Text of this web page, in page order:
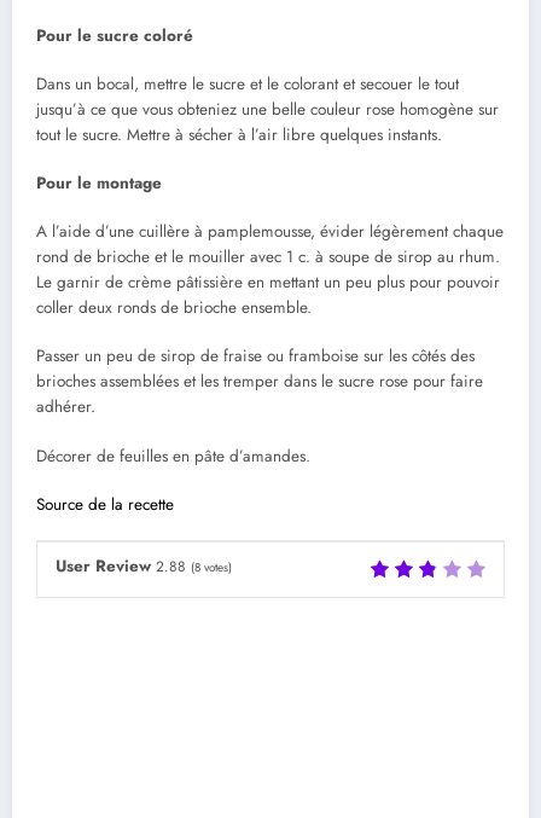
Pour le sucre coloré
Dans un bocal, mettre le sucre et le colorant et secouer le tout
jusqu’à ce que vous obteniez une belle couleur rose homogène sur
tout le sucre. Mettre à sécher à l’air libre quelques instants.
Pour le montage
A l’aide d’une cuillère à pamplemousse, évider légèrement chaque
rond de brioche et le mouiller avec 1 c. à soupe de sirop au rhum.
Le garnir de crème pâtissière en mettant un peu plus pour pouvoir
coller deux ronds de brioche ensemble.
Passer un peu de sirop de fraise ou framboise sur les côtés des
brioches assemblées et les tremper dans le sucre rose pour faire
adhérer.
Décorer de feuilles en pâte d’amandes.
Source de la recette
User Review 2.88 (8 votes)